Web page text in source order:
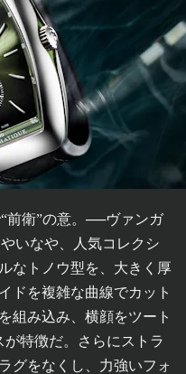
前衛”の意。──ヴァンガ
いなや、人気コレクシ
なトノウ型を、大きく厚
ドを複雑な曲線でカット
組み込み、横顔をツート
特徴だ。さらにストラ
グをなくし、力強いフォ